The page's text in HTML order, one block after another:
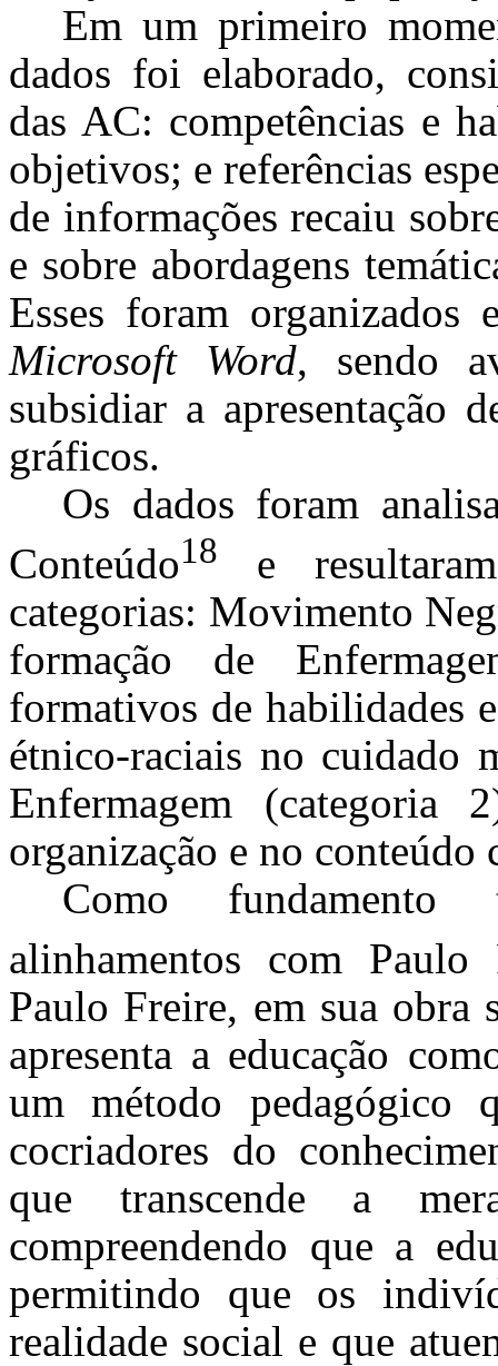
Em um primeiro
dados foi elaborado,
das AC: competências e
objetivos; e referências
de informações recaiu
e sobre abordagens
Esses foram
Microsoft Word, sendo
subsidiar a apresentação
gráficos.
Os dados foram
Conteúdo18
e
categorias: Movimento
formação de
formativos de habilidades
étnico-raciais no cuidado
Enfermagem (categoria
organização e no
Como fundamento
alinhamentos com
Paulo Freire, em sua obra
apresenta a educação
um método pedagógico
cocriadores do
que transcende a
compreendendo que a
permitindo que os
realidade social e que